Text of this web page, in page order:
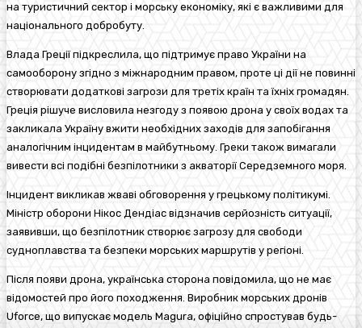
на туристичний сектор і морську економіку, які є важливими для
національного добробуту.
Влада Греції підкреслила, що підтримує право України на
самооборону згідно з міжнародним правом, проте ці дії не повинні
створювати додаткові загрози для третіх країн та їхніх громадян.
Греція рішуче висловила незгоду з появою дрона у своїх водах та
закликала Україну вжити необхідних заходів для запобігання
аналогічним інцидентам в майбутньому. Греки також вимагали
вивести всі подібні безпілотники з акваторії Середземного моря.
Інцидент викликав жваві обговорення у грецькому політикумі.
Міністр оборони Нікос Дендіас відзначив серйозність ситуації,
заявивши, що безпілотник створює загрозу для свободи
судноплавства та безпеки морських маршрутів у регіоні.
Після появи дрона, українська сторона повідомила, що не має
відомостей про його походження. Виробник морських дронів
Uforce, що випускає модель Magura, офіційно спростував будь-